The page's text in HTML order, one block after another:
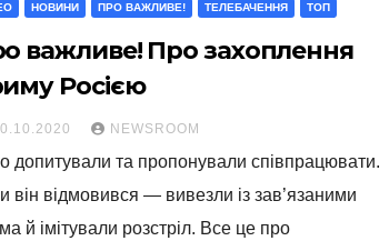
НОВИНИ ПРО ВАЖЛИВЕ! ТЕЛЕБАЧЕННЯ ТОП
важливе! Про захоплення
Росією
NEWSROOM
допитували та пропонували співпрацювати.
він відмовився — вивезли із зав’язаними
й імітували розстріл. Все це про